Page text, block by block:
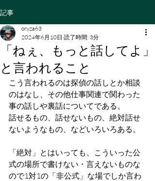
記事
「ねぇ、もっと話してよ」
と言われること
oryza63
2024年6月10日 読了時間: 3分
こう言われるのは探偵の話しとか相談
のはなし、その他仕事関連で関わった
事の話しや裏話についてである。
話せるもの、話せないもの、絶対話せ
ないようなもの、などいろいろある。
「絶対」とはいっても、こういった公
式の場所で書けない・言えないものな
ので1対1の「非公式」な場でしか言わ